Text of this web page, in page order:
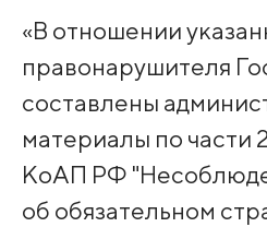
«В отношении
правонарушителя
составлены
материалы по части
КоАП РФ
об обязательном